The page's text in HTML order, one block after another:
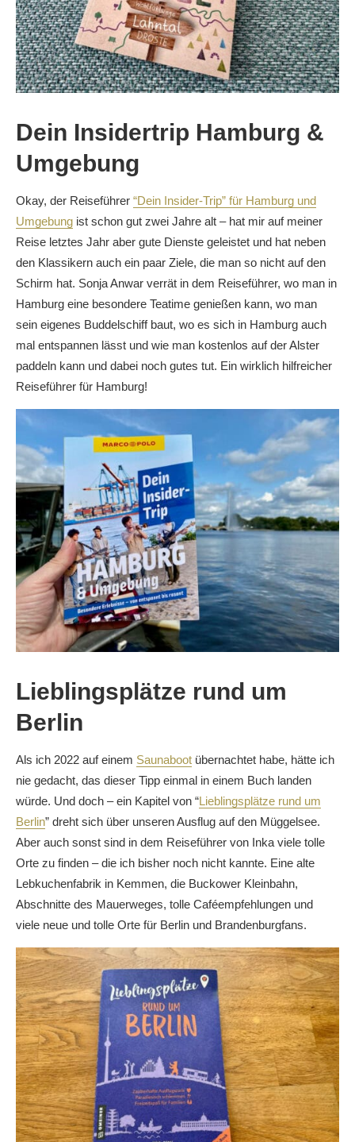
Dein Insidertrip Hamburg &
Umgebung
Okay, der Reiseführer “Dein Insider-Trip” für Hamburg und
Umgebung ist schon gut zwei Jahre alt – hat mir auf meiner
Reise letztes Jahr aber gute Dienste geleistet und hat neben
den Klassikern auch ein paar Ziele, die man so nicht auf den
Schirm hat. Sonja Anwar verrät in dem Reiseführer, wo man in
Hamburg eine besondere Teatime genießen kann, wo man
sein eigenes Buddelschiff baut, wo es sich in Hamburg auch
mal entspannen lässt und wie man kostenlos auf der Alster
paddeln kann und dabei noch gutes tut. Ein wirklich hilfreicher
Reiseführer für Hamburg!
Lieblingsplätze rund um
Berlin
Als ich 2022 auf einem Saunaboot übernachtet habe, hätte ich
nie gedacht, das dieser Tipp einmal in einem Buch landen
würde. Und doch – ein Kapitel von “Lieblingsplätze rund um
Berlin” dreht sich über unseren Ausflug auf den Müggelsee.
Aber auch sonst sind in dem Reiseführer von Inka viele tolle
Orte zu finden – die ich bisher noch nicht kannte. Eine alte
Lebkuchenfabrik in Kemmen, die Buckower Kleinbahn,
Abschnitte des Mauerweges, tolle Caféempfehlungen und
viele neue und tolle Orte für Berlin und Brandenburgfans.